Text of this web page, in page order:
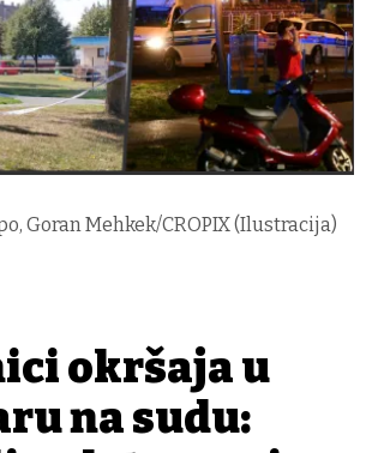
Goran Mehkek/CROPIX (Ilustracija)
okršaja u
na sudu: